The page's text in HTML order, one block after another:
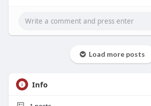
Load more posts
Info